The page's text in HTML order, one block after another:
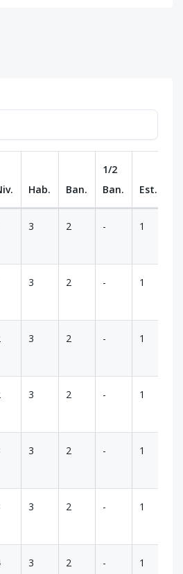
Hab. Ban.
1/2
Ban.
Est.
3 2 - 1
3 2 - 1
3 2 - 1
3 2 - 1
3 2 - 1
3 2 - 1
3 2 - 1